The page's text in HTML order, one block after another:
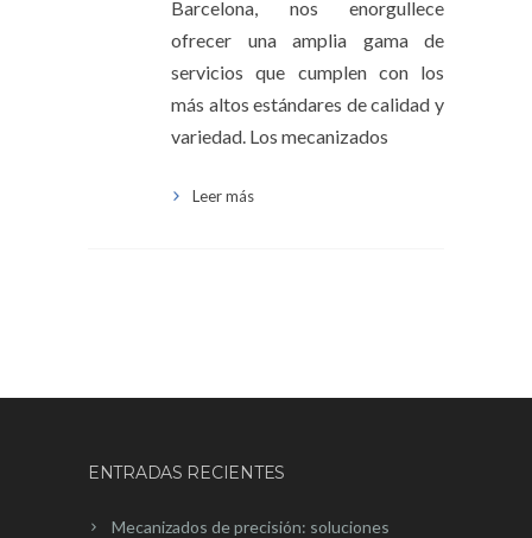
Barcelona, nos enorgullece
ofrecer una amplia gama de
servicios que cumplen con los
más altos estándares de calidad y
variedad. Los mecanizados
Leer más
ENTRADAS RECIENTES
Mecanizados de precisión: soluciones